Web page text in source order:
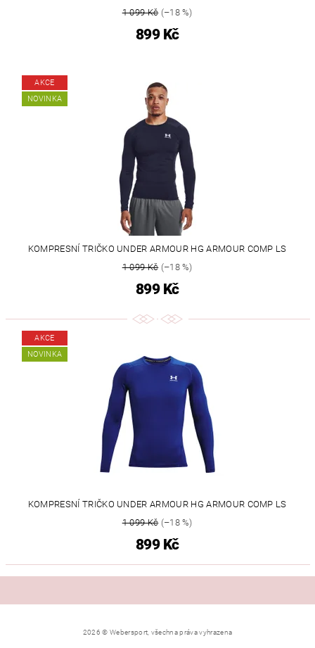
1 099 Kč(–18 %)
899 Kč
AKCE
NOVINKA
KOMPRESNÍ TRIČKO UNDER ARMOUR HG ARMOUR COMP LS
1 099 Kč(–18 %)
899 Kč
AKCE
NOVINKA
KOMPRESNÍ TRIČKO UNDER ARMOUR HG ARMOUR COMP LS
1 099 Kč(–18 %)
899 Kč
2026 © Webersport, všechna práva vyhrazena